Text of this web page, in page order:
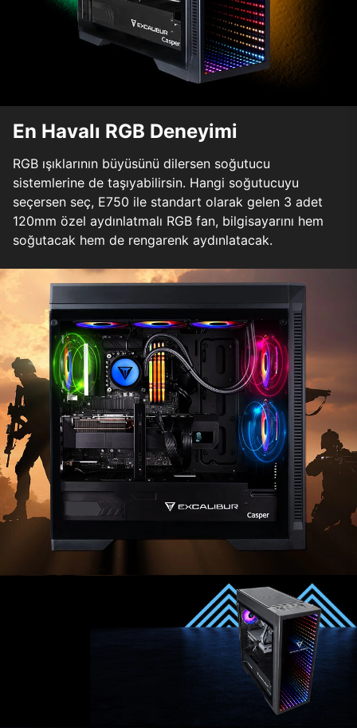
En Havalı RGB Deneyimi
RGB ışıklarının büyüsünü dilersen soğutucu
sistemlerine de taşıyabilirsin. Hangi soğutucuyu
seçersen seç, E750 ile standart olarak gelen 3 adet
120mm özel aydınlatmalı RGB fan, bilgisayarını hem
soğutacak hem de rengarenk aydınlatacak.